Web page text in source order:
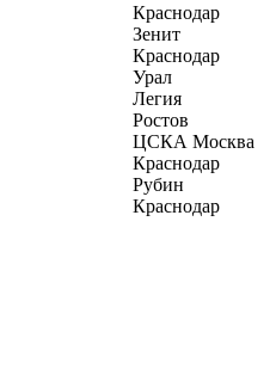
Краснодар
Зенит
Краснодар
Урал
Легия
Ростов
ЦСКА Москва
Краснодар
Рубин
Краснодар